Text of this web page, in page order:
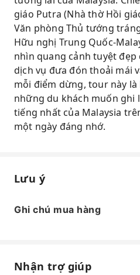
giáo Putra (Nhà thờ Hồi
Văn phòng Thủ tướng
Hữu nghị Trung Quốc-
nhìn quang cảnh tuyệt đẹp
dịch vụ đưa đón thoải mái
mỗi điểm dừng, tour này
những du khách muốn ghi
tiếng nhất của Malaysia
một ngày đáng nhớ.
Lưu ý
Ghi chú mua hàng
Nhận trợ giúp